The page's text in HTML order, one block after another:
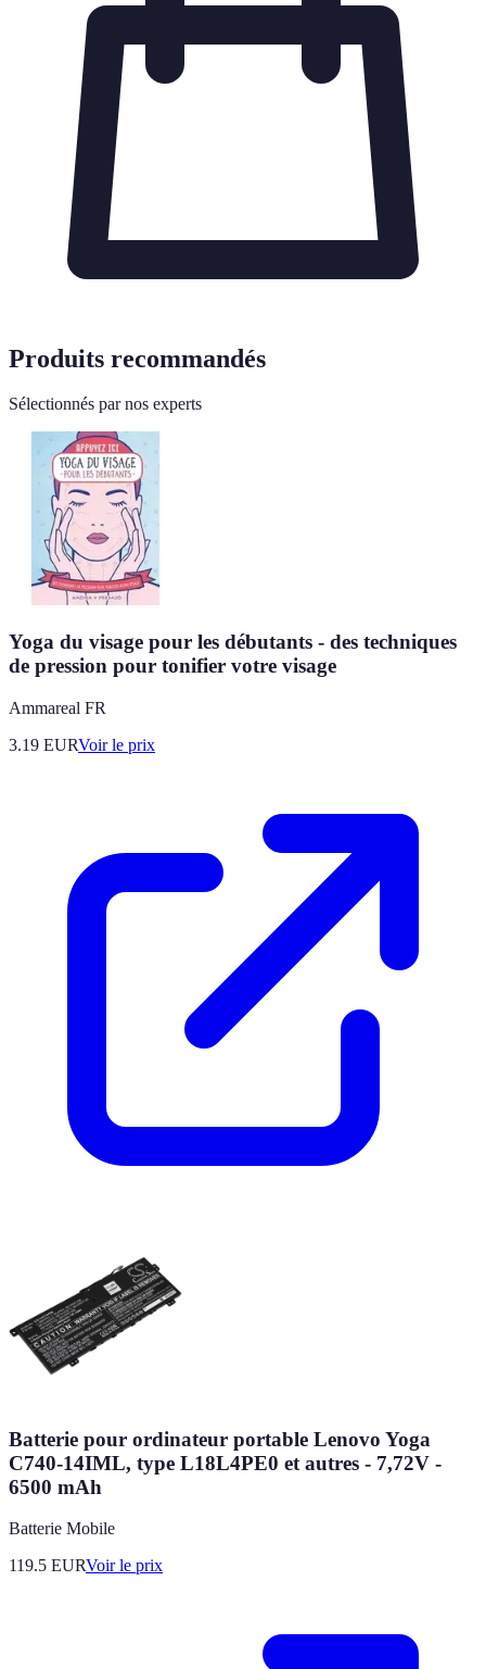
Produits recommandés
Sélectionnés par nos experts
Yoga du visage pour les débutants - des techniques
de pression pour tonifier votre visage
Ammareal FR
3.19 EURVoir le prix
Batterie pour ordinateur portable Lenovo Yoga
C740-14IML, type L18L4PE0 et autres - 7,72V -
6500 mAh
Batterie Mobile
119.5 EURVoir le prix